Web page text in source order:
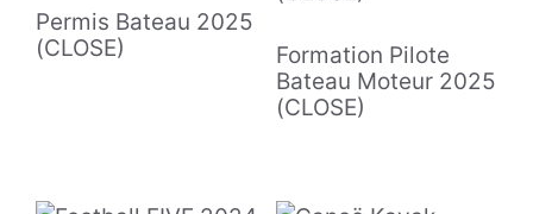
Permis Bateau 2025
(CLOSE)
Formation Pilote
Bateau Moteur 2025
(CLOSE)